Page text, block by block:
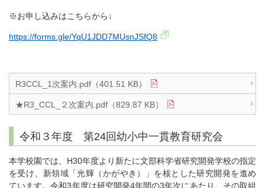
※お申し込みはこちらから↓
https://forms.gle/YqU1JDD7MUsnJSfQ8
R3CCL_1次案内.pdf（401.51 KB）
★R3_CCL_２次案内.pdf（829.87 KB）
令和３年度 第24回幼小中一貫教育研究会
本学校園では、H30年度より新たに文部科学省研究開発学校の指定
を受け、新領域「光輝（かがやき）」を核とした研究開発を進め
ています。令和3年度は研究開発4年間の3年次にあたり、その取組